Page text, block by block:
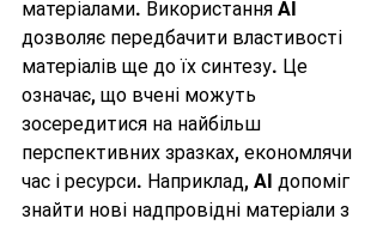
матеріалами. Використання AI
дозволяє передбачити властивості
матеріалів ще до їх синтезу. Це
означає, що вчені можуть
зосередитися на найбільш
перспективних зразках, економлячи
час і ресурси. Наприклад, AI допоміг
знайти нові надпровідні матеріали з